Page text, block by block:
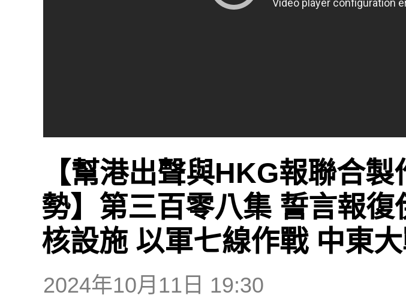
【幫港出聲與HKG報聯合
勢】第三百零八集 誓言報復
核設施 以軍七線作戰 中東
2024年10月11日 19:30